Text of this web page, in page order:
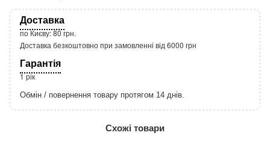
Доставка
по Києву: 80 грн.
Доставка безкоштовно при замовленні від 6000 грн
Гарантія
1 рік
Обмін / повернення товару протягом 14 днів.
Схожі товари